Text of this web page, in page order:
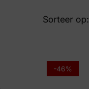
Sorteer op:
-46%